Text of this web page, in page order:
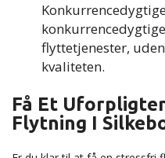
flyttetjenester,
kvaliteten.
Få Et
Flytning I